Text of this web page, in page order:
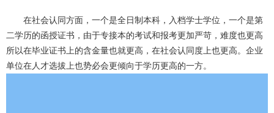
在社会认同方面，一个是全日制本科，入档学士学位，一个是第
二学历的函授证书，由于专接本的考试和报考更加严苛，难度也更高
所以在毕业证书上的含金量也就更高，在社会认同度上也更高。企业
单位在人才选拔上也势必会更倾向于学历更高的一方。